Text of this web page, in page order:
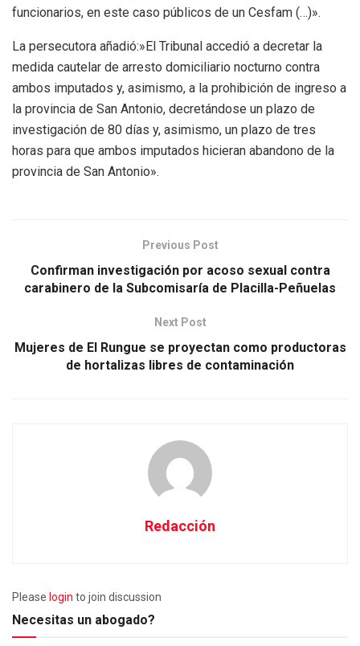
funcionarios, en este caso públicos de un Cesfam (…)».
La persecutora añadió:»El Tribunal accedió a decretar la
medida cautelar de arresto domiciliario nocturno contra
ambos imputados y, asimismo, a la prohibición de ingreso a
la provincia de San Antonio, decretándose un plazo de
investigación de 80 días y, asimismo, un plazo de tres
horas para que ambos imputados hicieran abandono de la
provincia de San Antonio».
Previous Post
Confirman investigación por acoso sexual contra
carabinero de la Subcomisaría de Placilla-Peñuelas
Next Post
Mujeres de El Rungue se proyectan como productoras
de hortalizas libres de contaminación
Redacción
Please login to join discussion
Necesitas un abogado?